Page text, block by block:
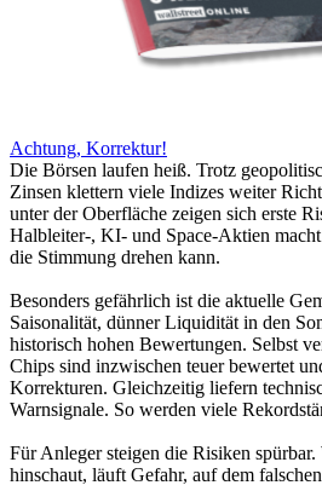
Achtung, Korrektur!
Die Börsen laufen heiß. Trotz
Zinsen klettern viele Indizes weiter
unter der Oberfläche zeigen sich erste
Halbleiter-, KI- und Space-Aktien
die Stimmung drehen kann.
Besonders gefährlich ist die aktuelle
Saisonalität, dünner Liquidität in den
historisch hohen Bewertungen. Selbst
Chips sind inzwischen teuer bewertet
Korrekturen. Gleichzeitig liefern
Warnsignale. So werden viele
Für Anleger steigen die Risiken
hinschaut, läuft Gefahr, auf dem